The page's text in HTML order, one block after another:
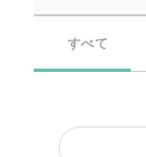
すべて